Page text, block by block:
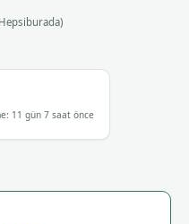
11 gün 7 saat önce